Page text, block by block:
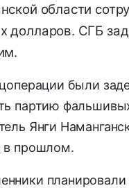
области
долларов. СГБ
были
партию
Янги
в прошлом.